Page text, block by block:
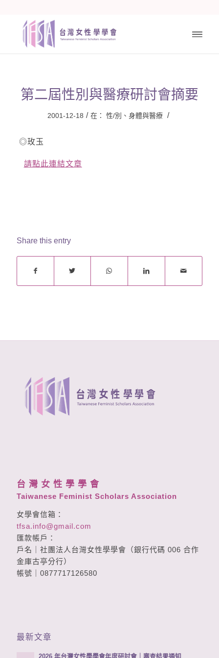
第二屆性別與醫療研討會摘要
2001-12-18 / 在： 性/別、身體與醫療 /
◎玫玉
請點此連結文章
Share this entry
台 灣 女 性 學 學 會
Taiwanese Feminist Scholars Association
女學會信箱：
tfsa.info@gmail.com
匯款帳戶：
戶名｜社團法人台灣女性學學會（銀行代碼 006 合作
金庫古亭分行）
帳號｜0877717126580
最新文章
2026 年台灣女性學學會年度研討會｜審查結果通知